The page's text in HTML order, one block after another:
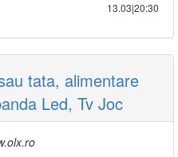
13.03|20:30
tata, alimentare
Led, Tv Joc